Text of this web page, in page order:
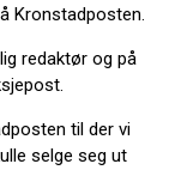
Kronstadposten.
redaktør og på
til der vi
selge seg ut